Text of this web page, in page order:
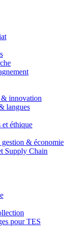
& innovation
langues
et éthique
& économie
Supply Chain
pour TES